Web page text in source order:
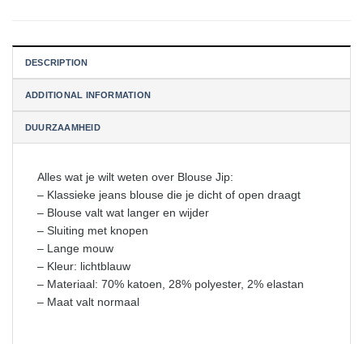
DESCRIPTION
ADDITIONAL INFORMATION
DUURZAAMHEID
Alles wat je wilt weten over Blouse Jip:
– Klassieke jeans blouse die je dicht of open draagt
– Blouse valt wat langer en wijder
– Sluiting met knopen
– Lange mouw
– Kleur: lichtblauw
– Materiaal: 70% katoen, 28% polyester, 2% elastan
– Maat valt normaal